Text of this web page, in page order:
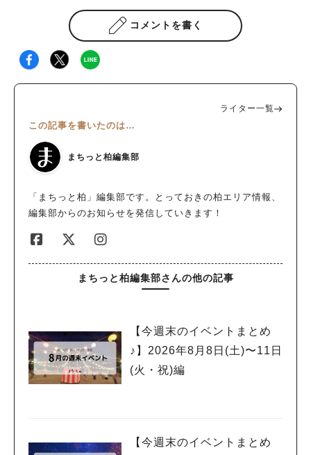
コメントを書く
ライター一覧
この記事を書いたのは…
まちっと柏編集部
「まちっと柏」編集部です。とっておきの柏エリア情報、
編集部からのお知らせを発信していきます！
まちっと柏編集部さんの他の記事
【今週末のイベントまとめ
♪】2026年8月8日(土)〜11日
(火・祝)編
【今週末のイベントまとめ